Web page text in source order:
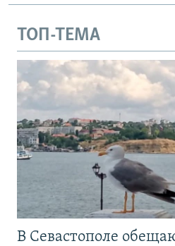
ТОП-ТЕМА
В Севастополе